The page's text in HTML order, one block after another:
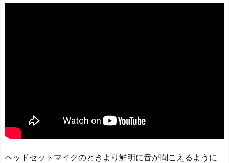
ヘッドセットマイクのときより鮮明に音が聞こえるように